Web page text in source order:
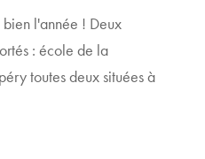
l'année ! Deux
: école de la
toutes deux situées à